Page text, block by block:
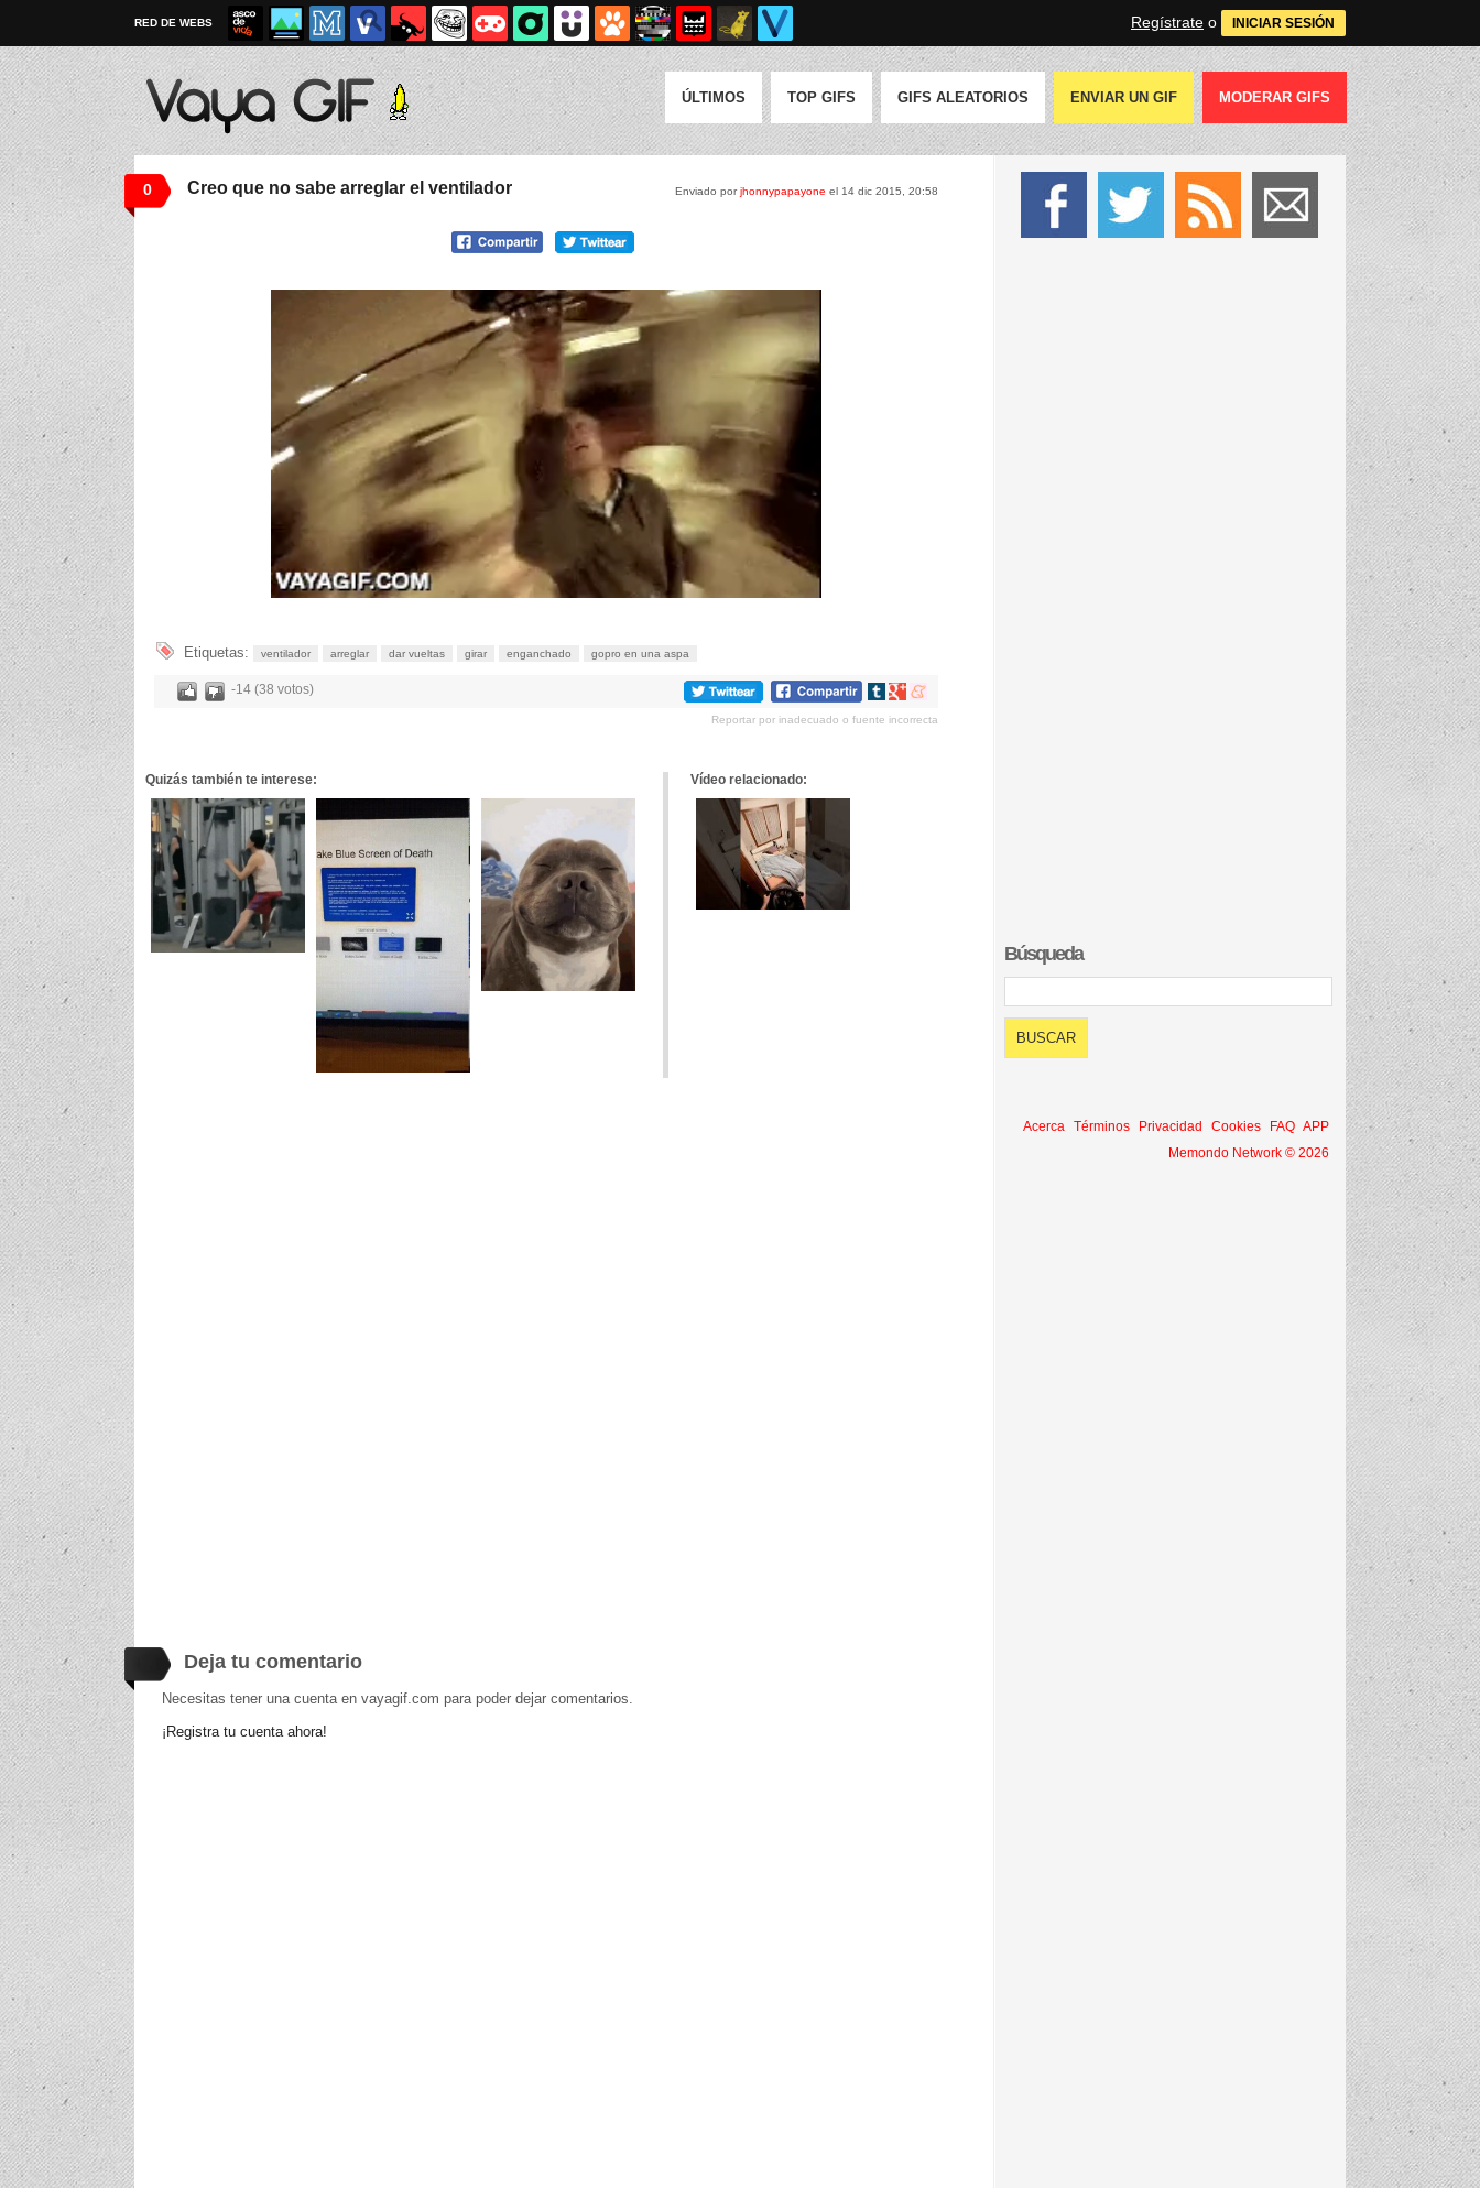
RED DE WEBS Regístrate o INICIAR SESIÓN
ÚLTIMOS TOP GIFS GIFS ALEATORIOS ENVIAR UN GIF MODERAR GIFS
0 Enviado porjhonnypapayone el 14 dic 2015, 20:58
Creo que no sabe arreglar el ventilador
Etiquetas: ventilador arreglar dar vueltas girar enganchado gopro en una aspa
-14 (38 votos)
Compartir
tumblr
Compartir
Google+
Compartir
meneame
Reportar por inadecuado o fuente incorrecta
Quizás también te interese: Vídeo relacionado:
Deja tu comentario
Necesitas tener una cuenta en vayagif.com para poder dejar comentarios.
¡Registra tu cuenta ahora!
Búsqueda
Acerca Términos Privacidad Cookies FAQ APP
Memondo Network © 2026